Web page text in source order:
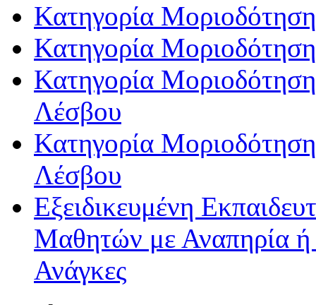
Κατηγορία
Κατηγορία
Κατηγορία
Λέσβου
Κατηγορία
Λέσβου
Εξειδικευμένη
Μαθητών με Αναπηρία ή /
Ανάγκες